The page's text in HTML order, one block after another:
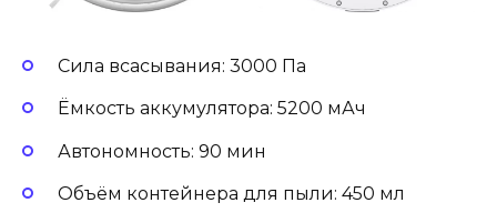
Сила всасывания: 3000 Па
Ёмкость аккумулятора: 5200 мАч
Автономность: 90 мин
Объём контейнера для пыли: 450 мл